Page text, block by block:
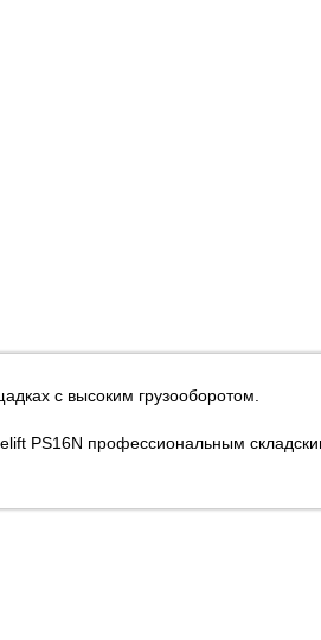
с высоким грузооборотом.
PS16N профессиональным